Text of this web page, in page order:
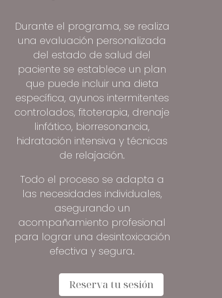
Durante el programa, se realiza
una evaluación personalizada
del estado de salud del
paciente se establece un plan
que puede incluir una dieta
específica, ayunos intermitentes
controlados, fitoterapia, drenaje
linfático, biorresonancia,
hidratación intensiva y técnicas
de relajación.
Todo el proceso se adapta a
las necesidades individuales,
asegurando un
acompañamiento profesional
para lograr una desintoxicación
efectiva y segura.
Reserva tu sesión